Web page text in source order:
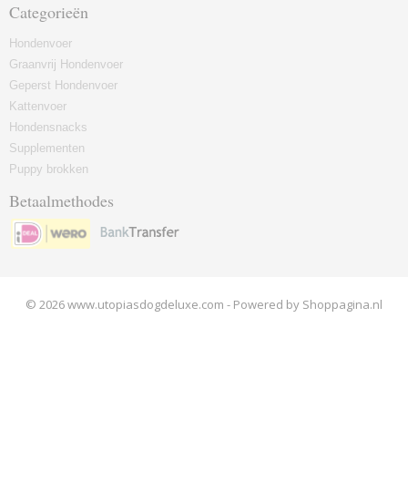
Categorieën
Hondenvoer
Graanvrij Hondenvoer
Geperst Hondenvoer
Kattenvoer
Hondensnacks
Supplementen
Puppy brokken
Betaalmethodes
© 2026 www.utopiasdogdeluxe.com - Powered by Shoppagina.nl